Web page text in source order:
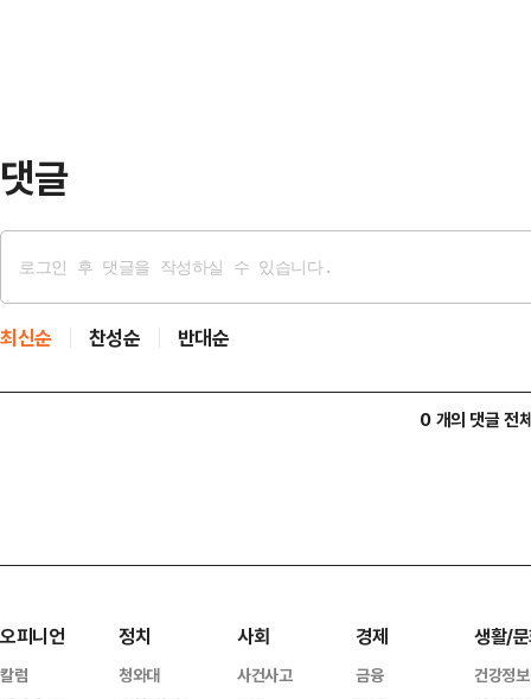
댓글
최신순 찬성순 반대순
0 개의 댓글 전
오피니언
칼럼
정치
청와대
사회
사건사고
경제
금융
생활/
건강정보